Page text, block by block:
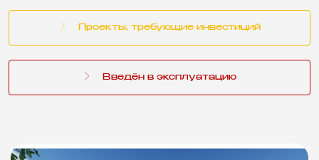
Проекты, требующие инвестиций
Введён в эксплуатацию